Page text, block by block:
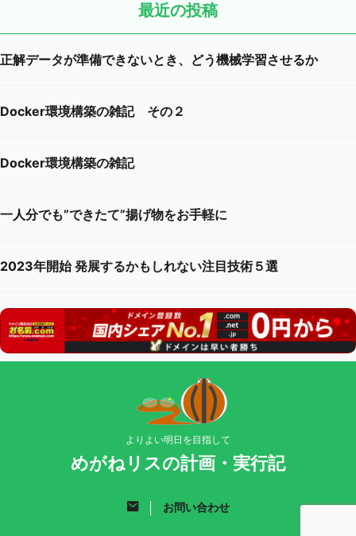
最近の投稿
正解データが準備できないとき、どう機械学習させるか
Docker環境構築の雑記 その２
Docker環境構築の雑記
一人分でも”できたて”揚げ物をお手軽に
2023年開始 発展するかもしれない注目技術５選
よりよい明日を目指して
めがねリスの計画・実行記
お問い合わせ